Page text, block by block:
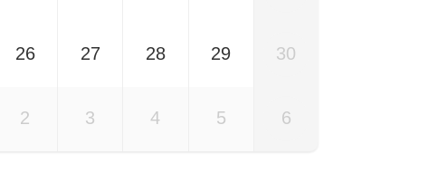
26 27 28 29 30
2 3 4 5 6